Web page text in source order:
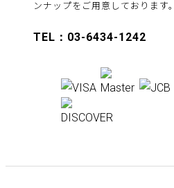
ンナップをご用意しております。
TEL：03-6434-1242